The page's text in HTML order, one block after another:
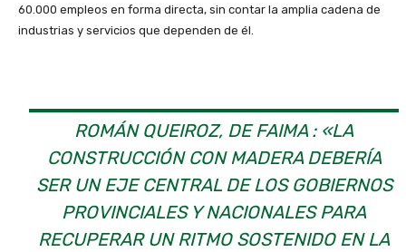
60.000 empleos en forma directa, sin contar la amplia cadena de
industrias y servicios que dependen de él.
ROMÁN QUEIROZ, DE FAIMA : «LA
CONSTRUCCIÓN CON MADERA DEBERÍA
SER UN EJE CENTRAL DE LOS GOBIERNOS
PROVINCIALES Y NACIONALES PARA
RECUPERAR UN RITMO SOSTENIDO EN LA